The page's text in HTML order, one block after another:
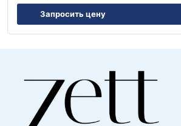
Запросить цену